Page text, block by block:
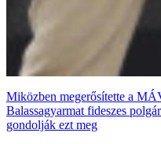
Miközben megerősítette a
Balassagyarmat fideszes
gondolják ezt meg